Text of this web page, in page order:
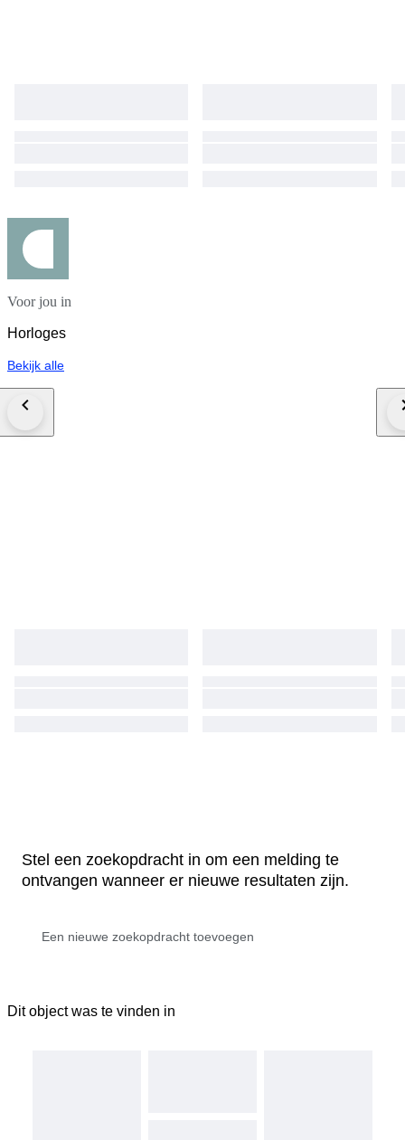
Voor jou in
Horloges
Bekijk alle
Stel een zoekopdracht in om een melding te
ontvangen wanneer er nieuwe resultaten zijn.
Dit object was te vinden in